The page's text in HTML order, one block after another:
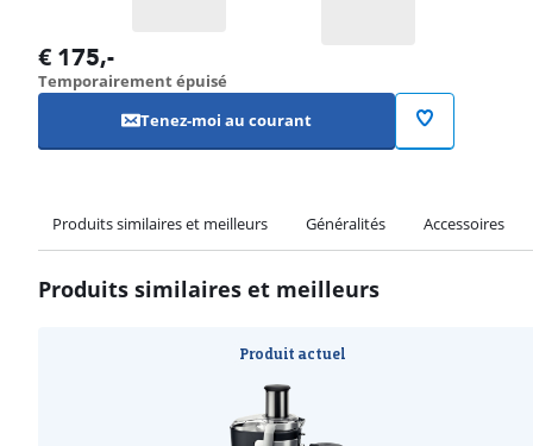
€ 175,-
Temporairement épuisé
Tenez-moi au courant
Produits similaires et meilleurs Généralités Accessoires
Produits similaires et meilleurs
Produit actuel